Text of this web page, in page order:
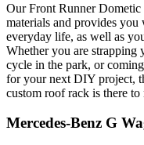
Our Front Runner
materials and provides
everyday life, as well as
Whether you are strapping
cycle in the park, or
for your next DIY project,
custom roof rack is there to
Mercedes-Benz G